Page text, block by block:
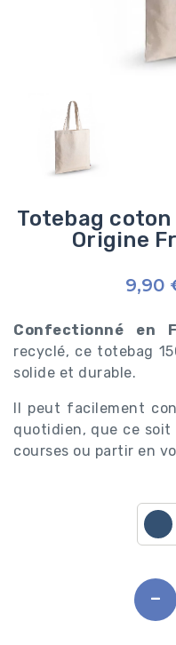
Totebag
Origine
9,90
Confectionné en
recyclé, ce totebag
solide et durable.
Il peut facilement
quotidien, que ce
courses ou partir en
-